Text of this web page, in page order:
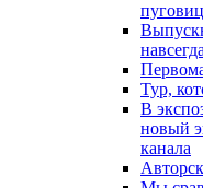
Тур,
В
новый
канала